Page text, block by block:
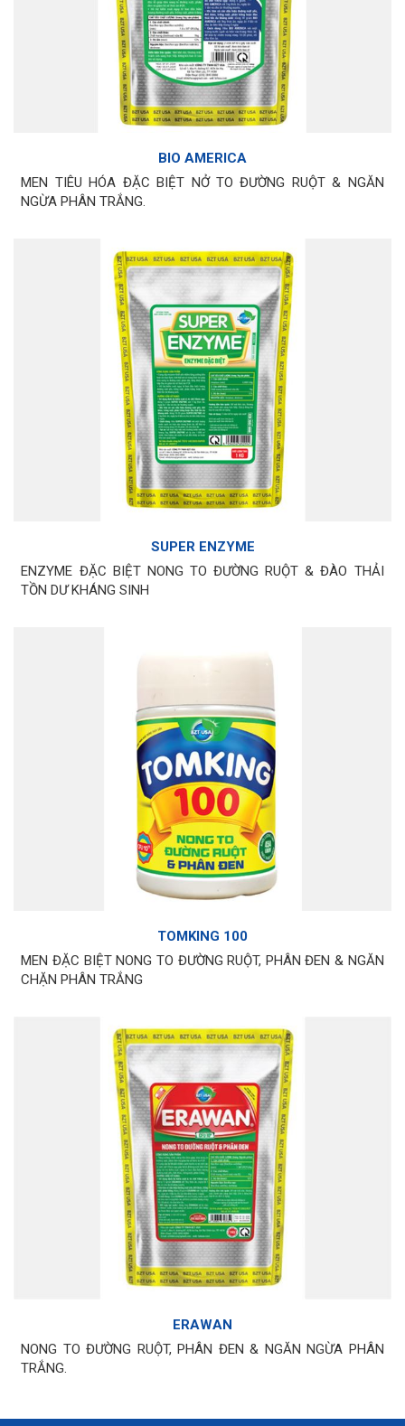
BIO AMERICA
MEN TIÊU HÓA ĐẶC BIỆT NỞ TO ĐƯỜNG RUỘT & NGĂN
NGỪA PHÂN TRẮNG.
SUPER ENZYME
ENZYME ĐẶC BIỆT NONG TO ĐƯỜNG RUỘT & ĐÀO THẢI
TỒN DƯ KHÁNG SINH
TOMKING 100
MEN ĐẶC BIỆT NONG TO ĐƯỜNG RUỘT, PHÂN ĐEN & NGĂN
CHẶN PHÂN TRẮNG
ERAWAN
NONG TO ĐƯỜNG RUỘT, PHÂN ĐEN & NGĂN NGỪA PHÂN
TRẮNG.